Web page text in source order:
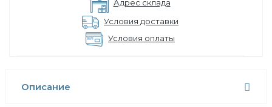
Адрес склада
Условия доставки
Условия оплаты
Описание